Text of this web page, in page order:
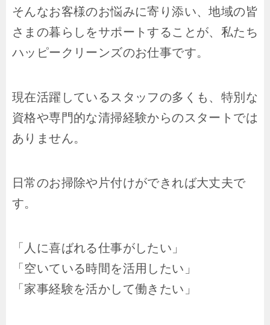
そんなお客様のお悩みに寄り添い、地域の皆
さまの暮らしをサポートすることが、私たち
ハッピークリーンズのお仕事です。
現在活躍しているスタッフの多くも、特別な
資格や専門的な清掃経験からのスタートでは
ありません。
日常のお掃除や片付けができれば大丈夫で
す。
「人に喜ばれる仕事がしたい」
「空いている時間を活用したい」
「家事経験を活かして働きたい」